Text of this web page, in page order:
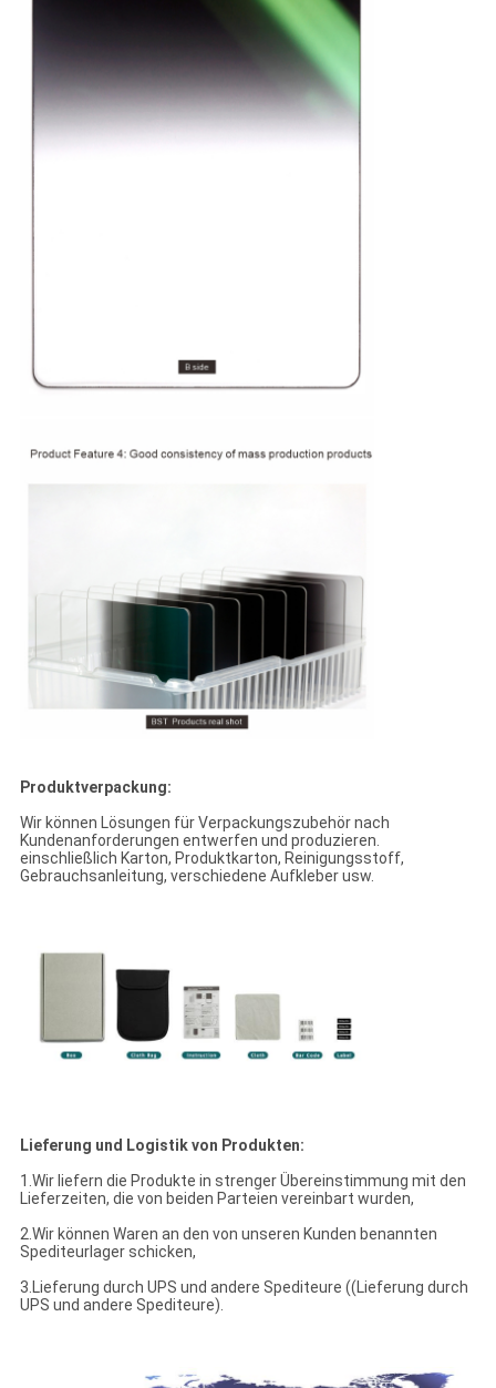
Produktverpackung:
Wir können Lösungen für Verpackungszubehör nach
Kundenanforderungen entwerfen und produzieren.
einschließlich Karton, Produktkarton, Reinigungsstoff,
Gebrauchsanleitung, verschiedene Aufkleber usw.
Lieferung und Logistik von Produkten:
1.Wir liefern die Produkte in strenger Übereinstimmung mit den
Lieferzeiten, die von beiden Parteien vereinbart wurden,
2.Wir können Waren an den von unseren Kunden benannten
Spediteurlager schicken,
3.Lieferung durch UPS und andere Spediteure ((Lieferung durch
UPS und andere Spediteure).